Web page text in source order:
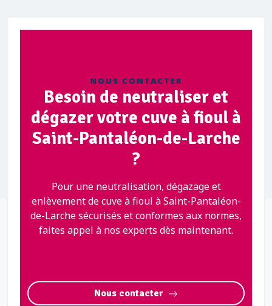
NOUS CONTACTER
Besoin de neutraliser et
dégazer votre cuve à fioul à
Saint-Pantaléon-de-Larche
?
Pour une neutralisation, dégazage et
enlèvement de cuve à fioul à Saint-Pantaléon-
de-Larche sécurisés et conformes aux normes,
faites appel à nos experts dès maintenant.
Nous contacter